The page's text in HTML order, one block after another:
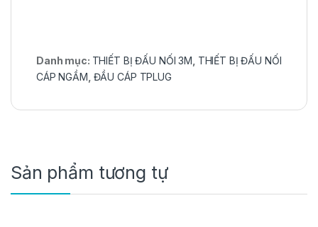
Danh mục: THIẾT BỊ ĐẤU NỐI 3M THIẾT BỊ ĐẤU NỐI
CÁP NGẦM ĐẦU CÁP TPLUG
Sản phẩm tương tự